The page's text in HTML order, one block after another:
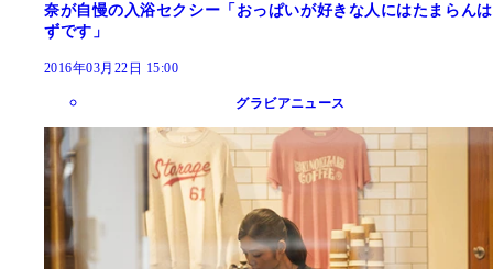
奈が自慢の入浴セクシー「おっぱいが好きな人にはたまらんは
ずです」
2016年03月22日 15:00
グラビアニュース